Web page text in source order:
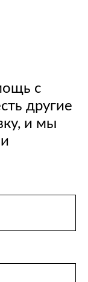
с
другие
и мы